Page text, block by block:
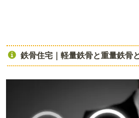
鉄骨住宅｜軽量鉄骨と重量鉄骨